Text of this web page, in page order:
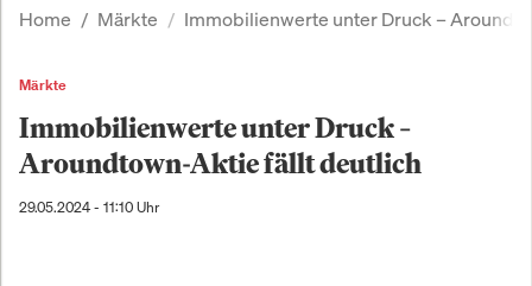
Home Märkte Immobilienwerte unter Druck –
Märkte
Immobilienwerte unter Druck –
Aroundtown-Aktie fällt deutlich
29.05.2024 - 11:10 Uhr